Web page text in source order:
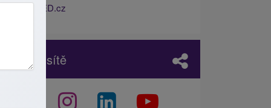
Zdroj:IHNED.cz
Sociální sítě